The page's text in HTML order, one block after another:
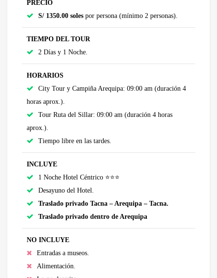
PRECIO
S/ 1350.00 soles por persona (mínimo 2 personas).
TIEMPO DEL TOUR
2 Días y 1 Noche.
HORARIOS
City Tour y Campiña Arequipa: 09:00 am (duración 4
horas aprox.).
Tour Ruta del Sillar: 09:00 am (duración 4 horas
aprox.).
Tiempo libre en las tardes.
INCLUYE
1 Noche Hotel Céntrico ⭐⭐⭐
Desayuno del Hotel.
Traslado privado Tacna – Arequipa – Tacna.
Traslado privado dentro de Arequipa
NO INCLUYE
Entradas a museos.
Alimentación.